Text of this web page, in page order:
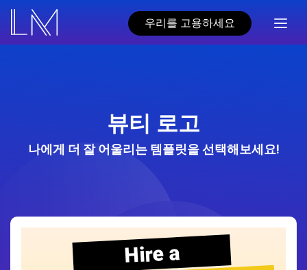
우리를 고용하세요
뷰티 로고
나에게 더 잘 어울리는 템플릿을 선택해보세요!
Hire a